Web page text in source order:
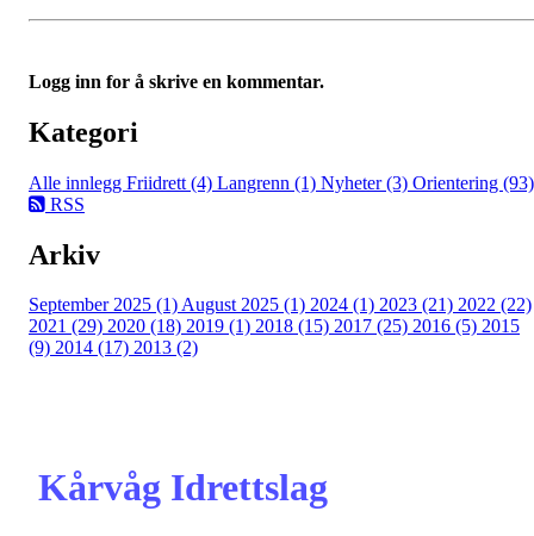
Logg inn for å skrive en kommentar.
Kategori
Alle innlegg Friidrett (4) Langrenn (1) Nyheter (3) Orientering (93)
RSS
Arkiv
September 2025 (1)August 2025 (1) 2024 (1) 2023 (21) 2022 (22)
2021 (29) 2020 (18) 2019 (1) 2018 (15) 2017 (25) 2016 (5) 2015
(9) 2014 (17) 2013 (2)
Kårvåg Idrettslag